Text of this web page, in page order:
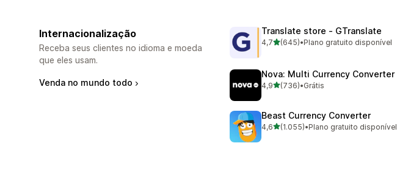
Internacionalização
Receba seus clientes no idioma e moeda
que eles usam.
Venda no mundo todo
Translate store ‑ GTranslate
4,7de 5 estrelas
(645)
645 avaliações ao todo
•Plano gratuito disponível
Nova: Multi Currency Converter
4,9de 5 estrelas
(736)
736 avaliações ao todo
•Grátis
Beast Currency Converter
4,6de 5 estrelas
(1.055)
1055 avaliações ao todo
•Plano gratuito disponível